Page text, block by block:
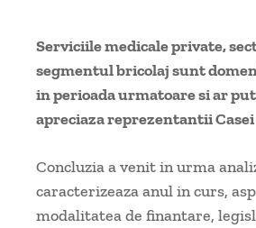
Serviciile medicale private,
segmentul bricolaj sunt
in perioada urmatoare si ar
apreciaza reprezentantii
Concluzia a venit in urma
caracterizeaza anul in curs,
modalitatea de finantare,